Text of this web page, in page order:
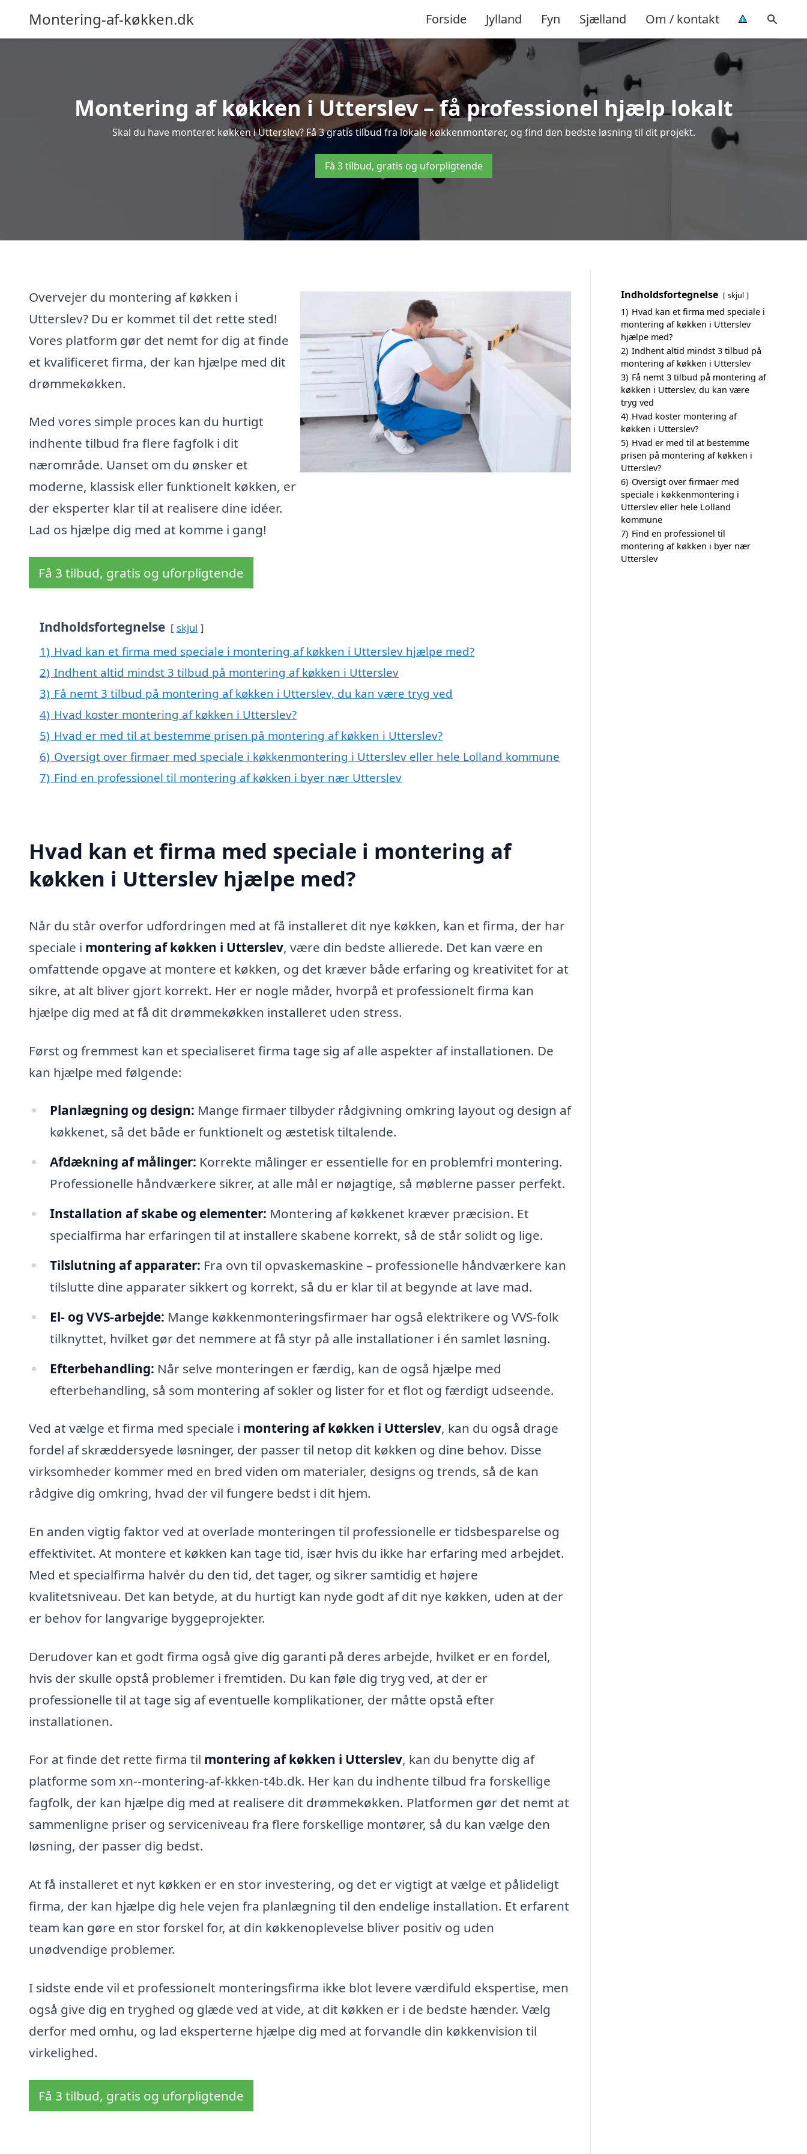
Montering-af-køkken.dk Forside Jylland Fyn Sjælland Om / kontakt
Montering af køkken i Utterslev – få professionel hjælp lokalt
Skal du have monteret køkken i Utterslev? Få 3 gratis tilbud fra lokale køkkenmontører, og find den bedste løsning til dit projekt.
Få 3 tilbud, gratis og uforpligtende
Overvejer du montering af køkken i
Utterslev? Du er kommet til det rette sted!
Vores platform gør det nemt for dig at finde
et kvalificeret firma, der kan hjælpe med dit
drømmekøkken.
Med vores simple proces kan du hurtigt
indhente tilbud fra flere fagfolk i dit
nærområde. Uanset om du ønsker et
moderne, klassisk eller funktionelt køkken, er
der eksperter klar til at realisere dine idéer.
Lad os hjælpe dig med at komme i gang!
Få 3 tilbud, gratis og uforpligtende
Indholdsfortegnelse skjul
1) Hvad kan et firma med speciale i montering af køkken i Utterslev hjælpe med?
2) Indhent altid mindst 3 tilbud på montering af køkken i Utterslev
3) Få nemt 3 tilbud på montering af køkken i Utterslev, du kan være tryg ved
4) Hvad koster montering af køkken i Utterslev?
5) Hvad er med til at bestemme prisen på montering af køkken i Utterslev?
6) Oversigt over firmaer med speciale i køkkenmontering i Utterslev eller hele Lolland kommune
7) Find en professionel til montering af køkken i byer nær Utterslev
Hvad kan et firma med speciale i montering af
køkken i Utterslev hjælpe med?
Når du står overfor udfordringen med at få installeret dit nye køkken, kan et firma, der har
speciale i montering af køkken i Utterslev, være din bedste allierede. Det kan være en
omfattende opgave at montere et køkken, og det kræver både erfaring og kreativitet for at
sikre, at alt bliver gjort korrekt. Her er nogle måder, hvorpå et professionelt firma kan
hjælpe dig med at få dit drømmekøkken installeret uden stress.
Først og fremmest kan et specialiseret firma tage sig af alle aspekter af installationen. De
kan hjælpe med følgende:
Planlægning og design: Mange firmaer tilbyder rådgivning omkring layout og design af
køkkenet, så det både er funktionelt og æstetisk tiltalende.
Afdækning af målinger: Korrekte målinger er essentielle for en problemfri montering.
Professionelle håndværkere sikrer, at alle mål er nøjagtige, så møblerne passer perfekt.
Installation af skabe og elementer: Montering af køkkenet kræver præcision. Et
specialfirma har erfaringen til at installere skabene korrekt, så de står solidt og lige.
Tilslutning af apparater: Fra ovn til opvaskemaskine – professionelle håndværkere kan
tilslutte dine apparater sikkert og korrekt, så du er klar til at begynde at lave mad.
El- og VVS-arbejde: Mange køkkenmonteringsfirmaer har også elektrikere og VVS-folk
tilknyttet, hvilket gør det nemmere at få styr på alle installationer i én samlet løsning.
Efterbehandling: Når selve monteringen er færdig, kan de også hjælpe med
efterbehandling, så som montering af sokler og lister for et flot og færdigt udseende.
Ved at vælge et firma med speciale i montering af køkken i Utterslev, kan du også drage
fordel af skræddersyede løsninger, der passer til netop dit køkken og dine behov. Disse
virksomheder kommer med en bred viden om materialer, designs og trends, så de kan
rådgive dig omkring, hvad der vil fungere bedst i dit hjem.
En anden vigtig faktor ved at overlade monteringen til professionelle er tidsbesparelse og
effektivitet. At montere et køkken kan tage tid, især hvis du ikke har erfaring med arbejdet.
Med et specialfirma halvér du den tid, det tager, og sikrer samtidig et højere
kvalitetsniveau. Det kan betyde, at du hurtigt kan nyde godt af dit nye køkken, uden at der
er behov for langvarige byggeprojekter.
Derudover kan et godt firma også give dig garanti på deres arbejde, hvilket er en fordel,
hvis der skulle opstå problemer i fremtiden. Du kan føle dig tryg ved, at der er
professionelle til at tage sig af eventuelle komplikationer, der måtte opstå efter
installationen.
For at finde det rette firma til montering af køkken i Utterslev, kan du benytte dig af
platforme som xn--montering-af-kkken-t4b.dk. Her kan du indhente tilbud fra forskellige
fagfolk, der kan hjælpe dig med at realisere dit drømmekøkken. Platformen gør det nemt at
sammenligne priser og serviceniveau fra flere forskellige montører, så du kan vælge den
løsning, der passer dig bedst.
At få installeret et nyt køkken er en stor investering, og det er vigtigt at vælge et pålideligt
firma, der kan hjælpe dig hele vejen fra planlægning til den endelige installation. Et erfarent
team kan gøre en stor forskel for, at din køkkenoplevelse bliver positiv og uden
unødvendige problemer.
I sidste ende vil et professionelt monteringsfirma ikke blot levere værdifuld ekspertise, men
også give dig en tryghed og glæde ved at vide, at dit køkken er i de bedste hænder. Vælg
derfor med omhu, og lad eksperterne hjælpe dig med at forvandle din køkkenvision til
virkelighed.
Få 3 tilbud, gratis og uforpligtende
Indholdsfortegnelse skjul
1) Hvad kan et firma med speciale i
montering af køkken i Utterslev
hjælpe med?
2) Indhent altid mindst 3 tilbud på
montering af køkken i Utterslev
3) Få nemt 3 tilbud på montering af
køkken i Utterslev, du kan være
tryg ved
4) Hvad koster montering af
køkken i Utterslev?
5) Hvad er med til at bestemme
prisen på montering af køkken i
Utterslev?
6) Oversigt over firmaer med
speciale i køkkenmontering i
Utterslev eller hele Lolland
kommune
7) Find en professionel til
montering af køkken i byer nær
Utterslev